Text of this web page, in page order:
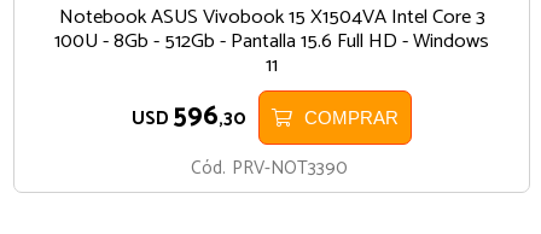
Notebook ASUS Vivobook 15 X1504VA Intel Core 3
100U - 8Gb - 512Gb - Pantalla 15.6 Full HD - Windows
11
USD 596,30 COMPRAR
Cód. PRV-NOT3390